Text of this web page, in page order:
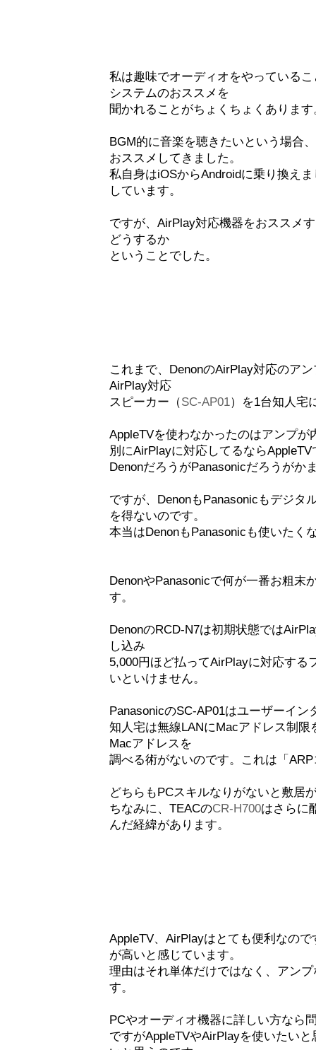
私は趣味でオーディオをやっている
システムのおススメを
聞かれることがちょくちょくあります
BGM的に音楽を聴きたいという場合
おススメしてきました。
私自身はiOSからAndroidに乗り換え
しています。
ですが、AirPlay対応機器をおススメ
どうするか
ということでした。
これまで、DenonのAirPlay対応のアン
AirPlay対応
スピーカー（SC-AP01）を1台知人宅
AppleTVを使わなかったのはアンプ
別にAirPlayに対応してるなら
DenonだろうがPanasonicだろうがか
ですが、DenonもPanasonicもデジタ
を得ないのです。
本当はDenonもPanasonicも使いたく
DenonやPanasonicで何が一番お粗末
す。
DenonのRCD-N7は初期状態では
し込み
5,000円ほど払ってAirPlayに対応する
いといけません。
PanasonicのSC-AP01はユーザーイン
知人宅は無線LANにMacアドレス制限
Macアドレスを
調べる術がないのです。これは「
どちらもPCスキルなりがないと敷居
ちなみに、TEACのCR-H700はさらに
んだ経緯があります。
AppleTV、AirPlayはとても便利なの
が高いと感じています。
理由はそれ単体だけではなく、アン
す。
PCやオーディオ機器に詳しい方なら
ですがAppleTVやAirPlayを使いたいと